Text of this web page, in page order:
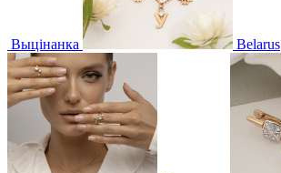
Выцінанка Belarus